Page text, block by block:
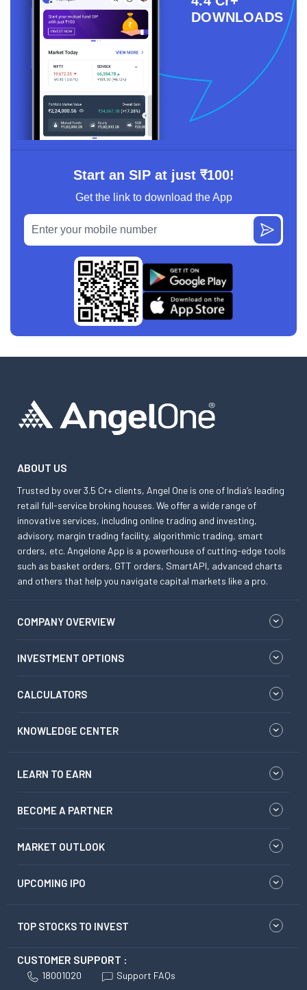
DOWNLOADS
Start an SIP at just ₹100!
Get the link to download the App
ABOUT US
Trusted by over 3.5 Cr+ clients, Angel One is one of India’s leading
retail full-service broking houses. We offer a wide range of
innovative services, including online trading and investing,
advisory, margin trading facility, algorithmic trading, smart
orders, etc. Angelone App is a powerhouse of cutting-edge tools
such as basket orders, GTT orders, SmartAPI, advanced charts
and others that help you navigate capital markets like a pro.
COMPANY OVERVIEW
INVESTMENT OPTIONS
CALCULATORS
KNOWLEDGE CENTER
LEARN TO EARN
BECOME A PARTNER
MARKET OUTLOOK
UPCOMING IPO
TOP STOCKS TO INVEST
CUSTOMER SUPPORT :
18001020 Support FAQs